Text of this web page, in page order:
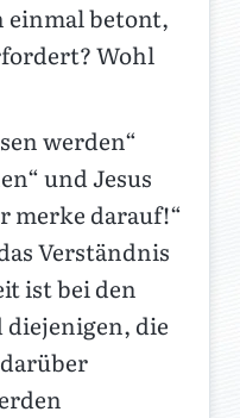
einmal betont,
Wohl
werden“
und Jesus
merke darauf!“
Verständnis
ist bei den
diejenigen, die